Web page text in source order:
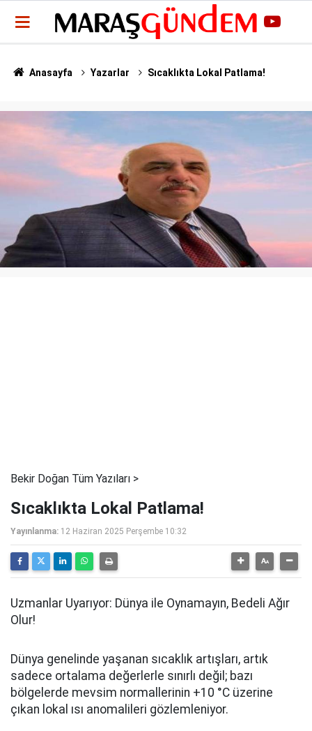
Anasayfa Yazarlar Sıcaklıkta Lokal Patlama!
Bekir Doğan Tüm Yazıları >
Sıcaklıkta Lokal Patlama!
Yayınlanma: 12 Haziran 2025 Perşembe 10:32
Uzmanlar Uyarıyor: Dünya ile Oynamayın, Bedeli Ağır
Olur!
Dünya genelinde yaşanan sıcaklık artışları, artık
sadece ortalama değerlerle sınırlı değil; bazı
bölgelerde mevsim normallerinin +10 °C üzerine
çıkan lokal ısı anomalileri gözlemleniyor.